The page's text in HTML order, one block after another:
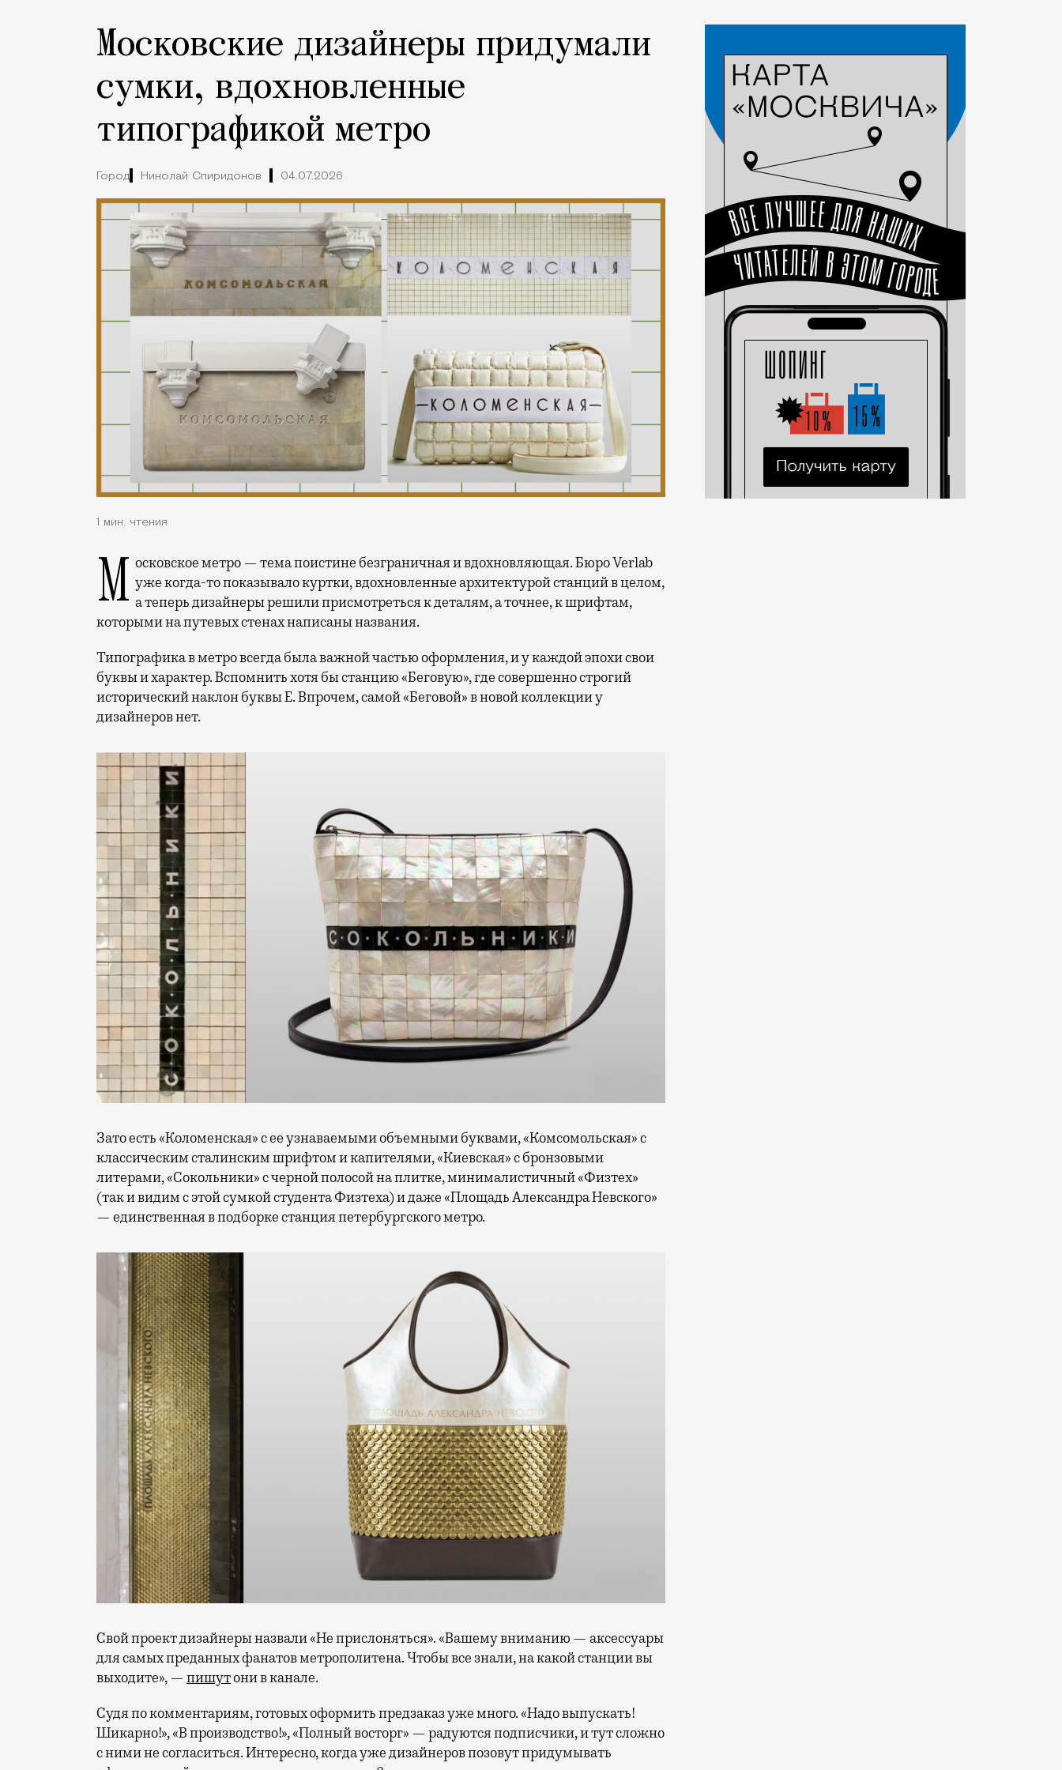
Московские дизайнеры придумали
сумки, вдохновленные
типографикой метро
Город Николай Спиридонов 04.07.2026
1 мин. чтения
Московское метро — тема поистине безграничная и вдохновляющая. Бюро Verlab уже когда-то показывало куртки, вдохновленные архитектурой станций в целом,
а теперь дизайнеры решили присмотреться к деталям, а точнее, к шрифтам,
которыми на путевых стенах написаны названия.
Типографика в метро всегда была важной частью оформления, и у каждой эпохи свои
буквы и характер. Вспомнить хотя бы станцию «Беговую», где совершенно строгий
исторический наклон буквы Е. Впрочем, самой «Беговой» в новой коллекции у
дизайнеров нет.
Зато есть «Коломенская» с ее узнаваемыми объемными буквами, «Комсомольская» с
классическим сталинским шрифтом и капителями, «Киевская» с бронзовыми
литерами, «Сокольники» с черной полосой на плитке, минималистичный «Физтех»
(так и видим с этой сумкой студента Физтеха) и даже «Площадь Александра Невского»
— единственная в подборке станция петербургского метро.
Свой проект дизайнеры назвали «Не прислоняться». «Вашему вниманию — аксессуары
для самых преданных фанатов метрополитена. Чтобы все знали, на какой станции вы
выходите», — пишутони в канале.
Судя по комментариям, готовых оформить предзаказ уже много. «Надо выпускать!
Шикарно!», «В производство!», «Полный восторг» — радуются подписчики, и тут сложно
с ними не согласиться. Интересно, когда уже дизайнеров позовут придумывать